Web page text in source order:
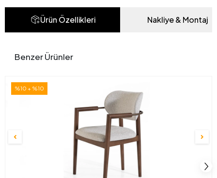
Ürün Özellikleri Nakliye & Montaj
Benzer Ürünler
%10 + %10